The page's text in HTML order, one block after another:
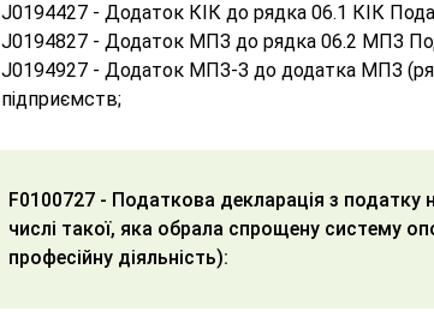
J0194427 - Додаток КІК до рядка 06.1 КІК
J0194827 - Додаток МПЗ до рядка 06.2 МПЗ
J0194927 - Додаток МПЗ-З до додатка МПЗ
підприємств;
F0100727 - Податкова декларація з податку
числі такої, яка обрала спрощену систему
професійну діяльність):